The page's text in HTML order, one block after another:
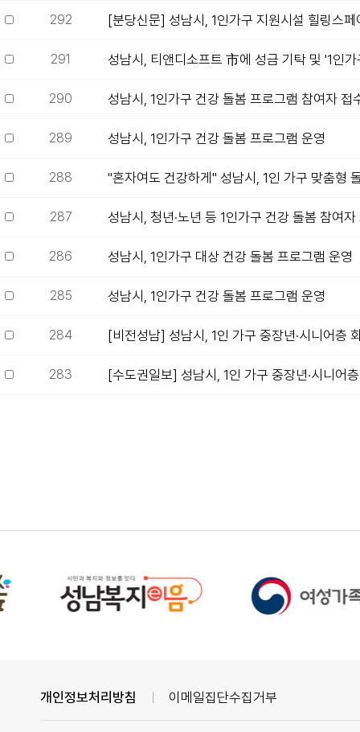
292 [분당신문] 성남시, 1인가구 지원시설 힐링스
291 성남시, 티앤디소프트 市에 성금 기탁 및 '1인
290 성남시, 1인가구 건강 돌봄 프로그램 참여자 접
289 성남시, 1인가구 건강 돌봄 프로그램 운영
288 "혼자여도 건강하게" 성남시, 1인 가구 맞춤형
287 성남시, 청년·노년 등 1인가구 건강 돌봄 참여자
286 성남시, 1인가구 대상 건강 돌봄 프로그램 운영
285 성남시, 1인가구 건강 돌봄 프로그램 운영
284 [비전성남] 성남시, 1인 가구 중장년·시니어층
283 [수도권일보] 성남시, 1인 가구 중장년·시니어
개인정보처리방침 이메일집단수집거부